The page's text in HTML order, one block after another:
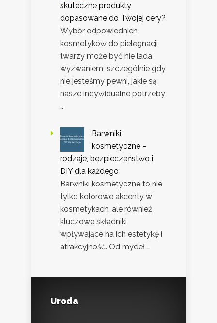
skuteczne produkty
dopasowane do Twojej cery?
Wybór odpowiednich
kosmetyków do pielęgnacji
twarzy może być nie lada
wyzwaniem, szczególnie gdy
nie jesteśmy pewni, jakie są
nasze indywidualne potrzeby
…
Barwniki
kosmetyczne –
rodzaje, bezpieczeństwo i
DIY dla każdego
Barwniki kosmetyczne to nie
tylko kolorowe akcenty w
kosmetykach, ale również
kluczowe składniki
wpływające na ich estetykę i
atrakcyjność. Od mydeł …
Uroda